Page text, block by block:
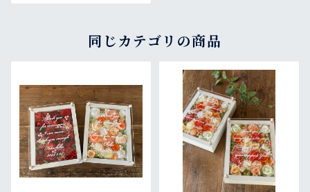
レーム 木枠〈ブルー＆赤ピン
同じカテゴリの商品